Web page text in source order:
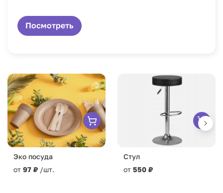
Посмотреть
Эко посуда
от 97 ₽ /шт.
Стул
от 550 ₽